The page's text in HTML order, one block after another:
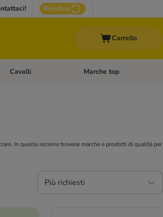
Riordina
Carrello
Uccelli
Apri Menù Categoria: Acquariologia
Cavalli Apri Menù Categoria: Cavalli
Marche top
In questa sezione troverai marche e prodotti di qualità per
Più richiesti